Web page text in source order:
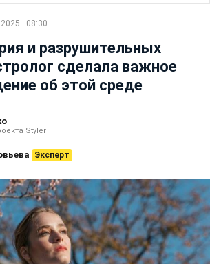
· 08:30
и разрушительных
сделала важное
об этой среде
Styler
Эксперт